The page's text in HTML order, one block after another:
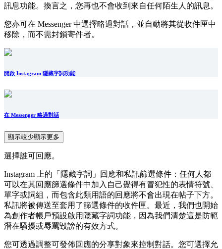
訊息功能。換言之，您再也不會收到來自任何陌生人的訊息。
您亦可在 Messenger 中選擇略過對話，並自動將其從收件匣中
移除，而不需封鎖寄件者。
開啟 Instagram 隱藏字詞功能
在 Messenger 略過對話
顯示較少顯示更多
選擇誰可回應。
Instagram 上的「隱藏字詞」回應和私訊篩選條件：任何人都
可以在其回應篩選條件中加入自己覺得有冒犯性的表情符號、
單字或詞組，而包含此類用語的回應將不會出現在帖子下方。
私訊將被傳送至套用了篩選條件的收件匣。最近，我們也開始
為創作者帳戶預設啟用隱藏字詞功能，因為我們清楚這是防範
潛在騷擾或辱罵毀謗的有效方式。
您可透過調整可發佈回應的分享對象來控制對話。您可選擇允